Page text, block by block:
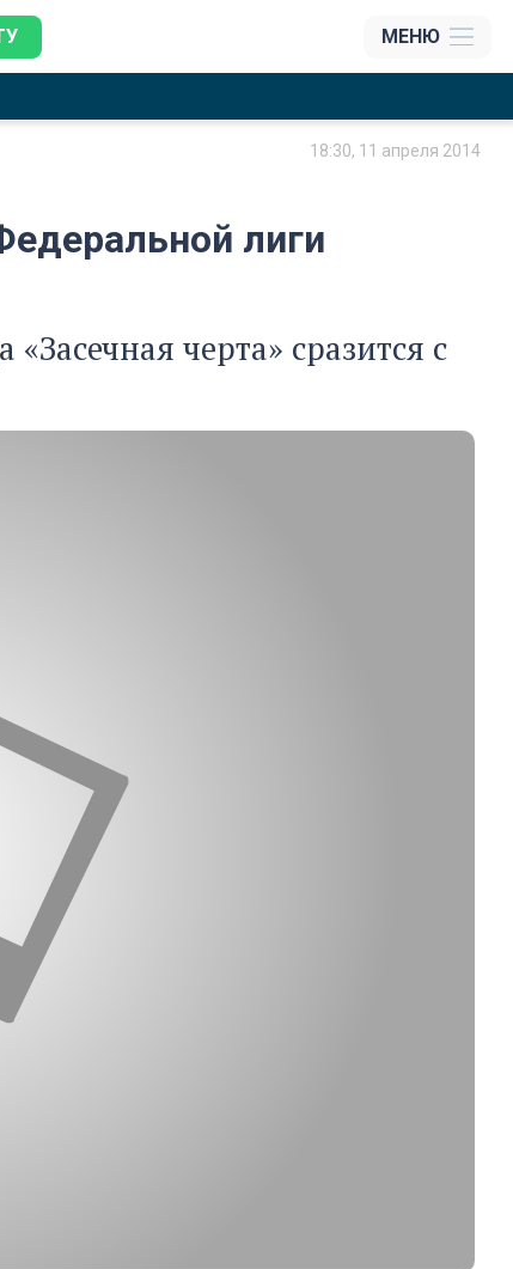
МЕНЮ
18:30, 11 апреля 2014
лиги
черта» сразится с